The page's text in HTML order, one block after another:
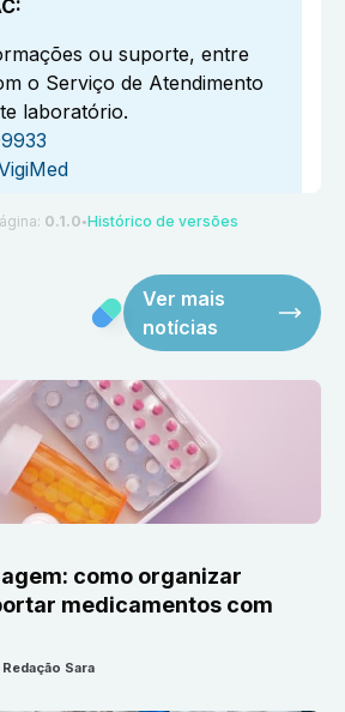
:
ou suporte, entre
o Serviço de Atendimento
laboratório.
0.1.0 ●Histórico de versões
Ver mais
notícias
como organizar
medicamentos com
Redação Sara